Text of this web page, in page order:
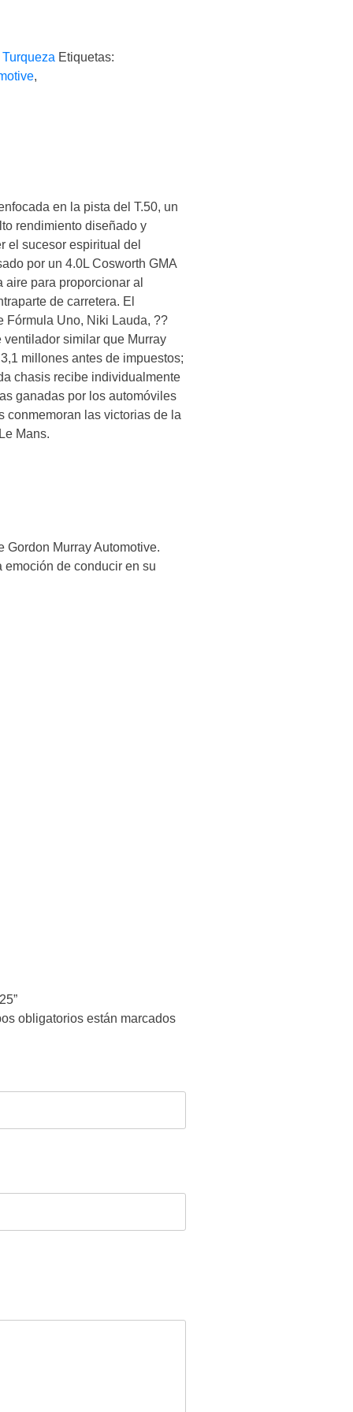
Turqueza Etiquetas:
,
en la pista del T.50, un
rendimiento diseñado y
el sucesor espiritual del
por un 4.0L Cosworth GMA
para proporcionar al
de carretera. El
Fórmula Uno, Niki Lauda, ??
similar que Murray
millones antes de impuestos;
chasis recibe individualmente
ganadas por los automóviles
conmemoran las victorias de la
Mans.
Gordon Murray Automotive.
de conducir en su
obligatorios están marcados